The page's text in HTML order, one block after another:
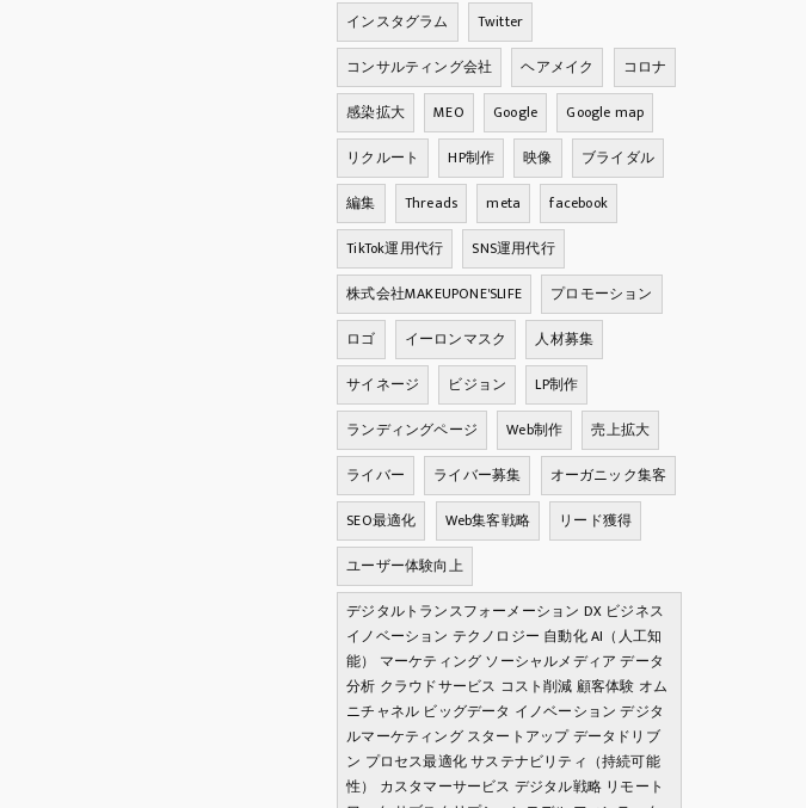
インスタグラム
Twitter
コンサルティング会社
ヘアメイク
コロナ
感染拡大
MEO Google
Google map
リクルート
HP制作 映像
ブライダル
編集
Threads meta
facebook
TikTok運用代行
SNS運用代行
株式会社MAKEUPONE'SLIFE
プロモーション
ロゴ
イーロンマスク
人材募集
サイネージ
ビジョン
LP制作
ランディングページ
Web制作
売上拡大
ライバー
ライバー募集
オーガニック集客
SEO最適化
Web集客戦略
リード獲得
ユーザー体験向上
デジタルトランスフォーメーション DX ビジネス
イノベーション テクノロジー 自動化 AI（人工知
能） マーケティング ソーシャルメディア データ
分析 クラウドサービス コスト削減 顧客体験 オム
ニチャネル ビッグデータ イノベーション デジタ
ルマーケティング スタートアップ データドリブ
ン プロセス最適化 サステナビリティ（持続可能
性） カスタマーサービス デジタル戦略 リモート